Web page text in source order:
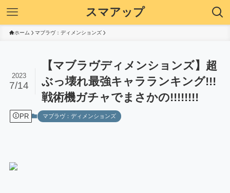
スマアップ
ホーム マブラヴ：ディメンションズ
【マブラヴディメンションズ】超
ぶっ壊れ最強キャラランキング!!!
戦術機ガチャでまさかの!!!!!!!!
2023
7/14
PR マブラヴ：ディメンションズ